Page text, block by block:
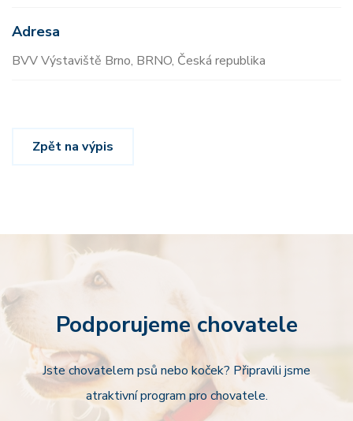
Adresa
BVV Výstaviště Brno, BRNO, Česká republika
Zpět na výpis
Podporujeme chovatele
Jste chovatelem psů nebo koček? Připravili jsme
atraktivní program pro chovatele.